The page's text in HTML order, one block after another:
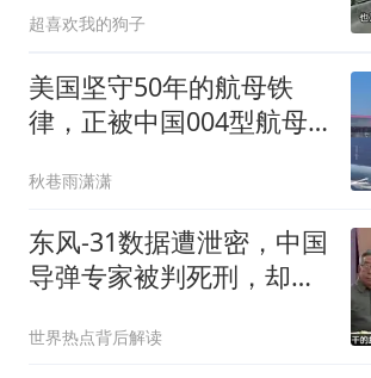
超喜欢我的狗子
美国坚守50年的航母铁
律，正被中国004型航母
秋巷雨潇潇
东风-31数据遭泄密，中国
导弹专家被判死刑，却遭
世界热点背后解读